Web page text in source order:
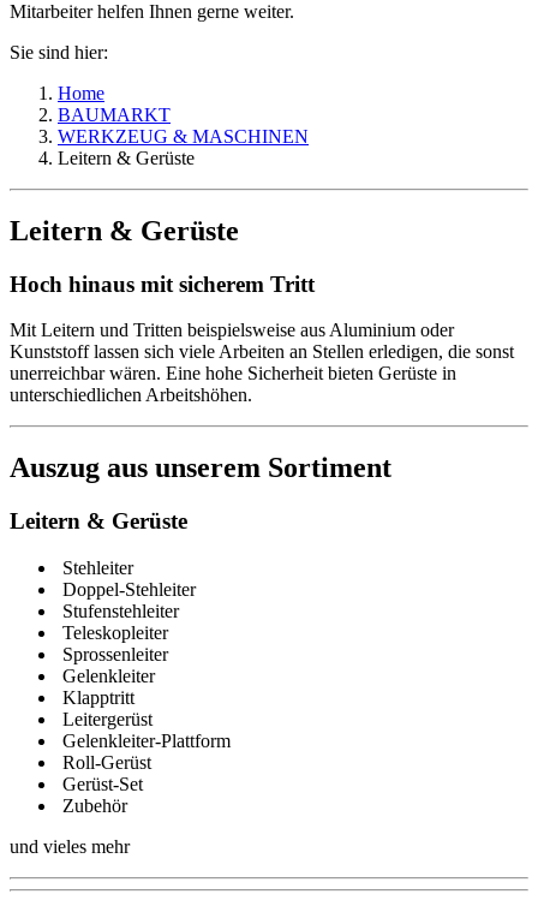
Mitarbeiter helfen Ihnen gerne weiter.
Sie sind hier:
Home
BAUMARKT
WERKZEUG & MASCHINEN
Leitern & Gerüste
Leitern & Gerüste
Hoch hinaus mit sicherem Tritt
Mit Leitern und Tritten beispielsweise aus Aluminium oder
Kunststoff lassen sich viele Arbeiten an Stellen erledigen, die sonst
unerreichbar wären. Eine hohe Sicherheit bieten Gerüste in
unterschiedlichen Arbeitshöhen.
Auszug aus unserem Sortiment
Leitern & Gerüste
Stehleiter
Doppel-Stehleiter
Stufenstehleiter
Teleskopleiter
Sprossenleiter
Gelenkleiter
Klapptritt
Leitergerüst
Gelenkleiter-Plattform
Roll-Gerüst
Gerüst-Set
Zubehör
und vieles mehr